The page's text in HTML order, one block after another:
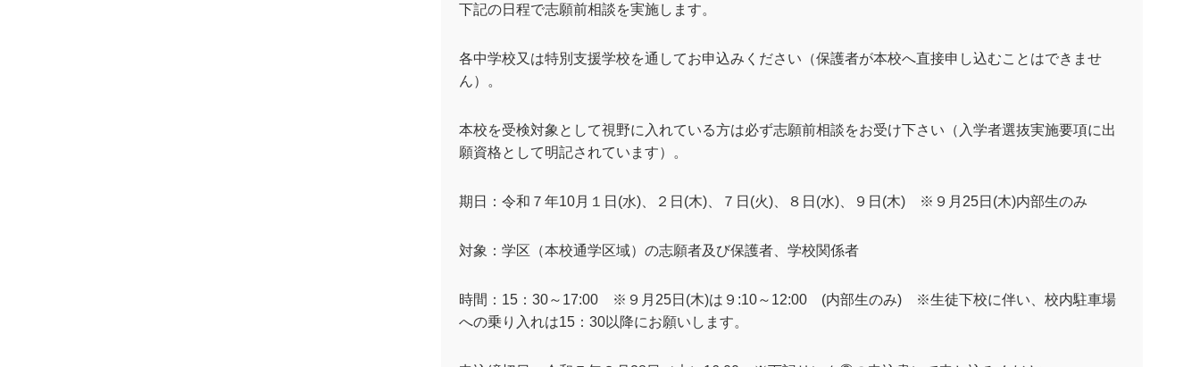
下記の日程で志願前相談を実施します。
各中学校又は特別支援学校を通してお申込みください（保護者が本校へ直接申し込むことはできませ
ん）。
本校を受検対象として視野に入れている方は必ず志願前相談をお受け下さい（入学者選抜実施要項に出
願資格として明記されています）。
期日：令和７年10月１日 (水) 、２日 (木) 、７日 (火) 、８日 (水) 、９日 (木) ※９月 25日 (木)内部生のみ
対象：学区（本校通学区域）の志願者及び保護者、学校関係者
時間： 15 ： 30～ 17:00 ※９月 25日 (木)は９ :10～ 12:00 (内部生のみ)
※生徒下校に伴い、校内駐車場
への乗り入れは15 ： 30以降にお願いします。